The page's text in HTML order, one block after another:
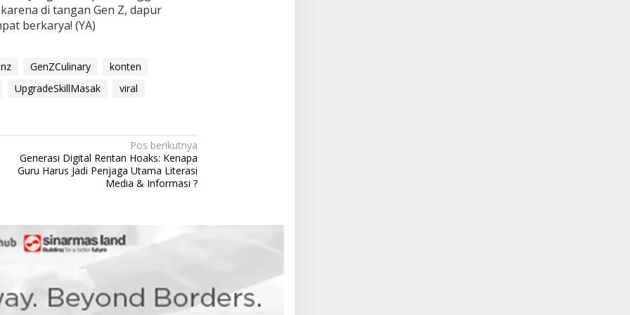
di tangan Gen Z, dapur
berkarya! (YA)
GenZCulinary
konten
UpgradeSkillMasak
viral
Pos berikutnya
Generasi Digital Rentan Hoaks: Kenapa
Guru Harus Jadi Penjaga Utama Literasi
Media & Informasi ?